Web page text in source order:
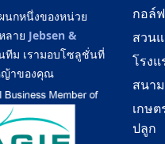
นกหนึ่งของหน่วย
ลาย Jebsen &
ทีม เรามอบโซลูชั่นที่
ญ้าของคุณ
กอล์ฟ
สวน
โรง
สนา
เกษต
ปลูก